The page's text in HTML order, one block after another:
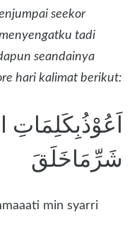
seekor
tadi
seandainya
hari kalimat berikut:
اَعُوْذُبِكَلِمَاتِ
شَرِّمَاخَلَقَ
min syarri